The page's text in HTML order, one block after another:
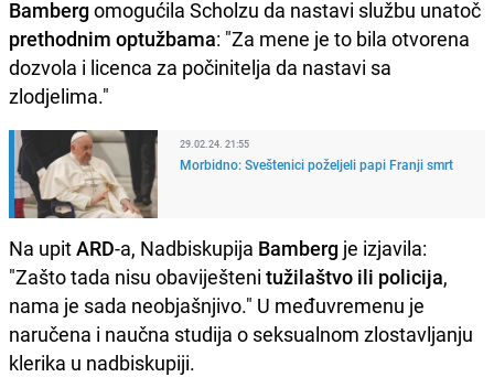
Bambergomogućila Scholzu da nastavi službu unatoč
prethodnim optužbama: "Za mene je to bila otvorena
dozvola i licenca za počinitelja da nastavi sa
zlodjelima."
29.02.24. 21:55
Morbidno: Sveštenici poželjeli papi Franji smrt
Na upitARD-a, Nadbiskupija Bamberg je izjavila:
"Zašto tada nisu obaviješteni tužilaštvo ili policija,
nama je sada neobjašnjivo." U međuvremenu je
naručena i naučna studija o seksualnom zlostavljanju
klerika u nadbiskupiji.